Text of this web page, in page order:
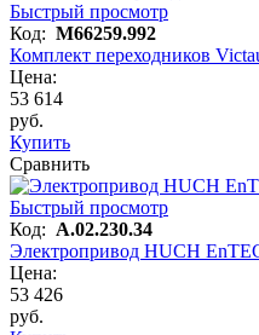
Быстрый просмотр
Код: M66259.992
Комплект переходников
Цена:
53 614
руб.
Купить
Сравнить
Быстрый просмотр
Код: A.02.230.34
Электропривод HUCH
Цена:
53 426
руб.